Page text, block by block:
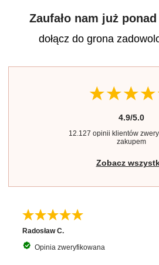
Zaufało nam już
dołącz do grona
4.9/5.0
12.127 opinii klientów
zakupem
Zobacz
Radosław C.
Opinia zweryfikowana